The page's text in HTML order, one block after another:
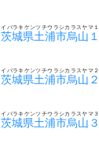
茨城県土浦市烏山１
イバラキケンツチウラシカラスヤマ１
茨城県土浦市烏山２
イバラキケンツチウラシカラスヤマ２
茨城県土浦市烏山３
イバラキケンツチウラシカラスヤマ３